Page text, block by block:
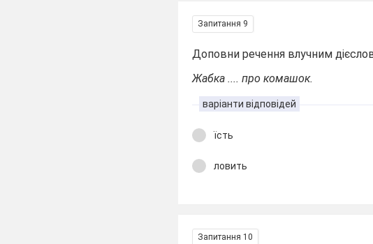
Запитання 9
Доповни речення влучним
Жабка .... про комашок.
варіанти відповідей
їсть
ловить
Запитання 10